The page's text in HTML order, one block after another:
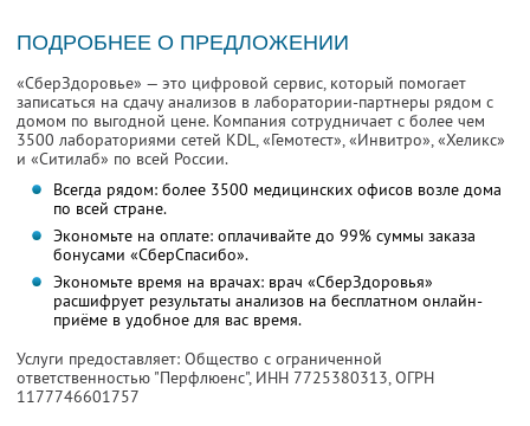
ПОДРОБНЕЕ О ПРЕДЛОЖЕНИИ
«СберЗдоровье» — это цифровой сервис, который помогает
записаться на сдачу анализов в лаборатории-партнеры рядом с
домом по выгодной цене. Компания сотрудничает с более чем
3500 лабораториями сетей KDL, «Гемотест», «Инвитро», «Хеликс»
и «Ситилаб» по всей России.
Всегда рядом: более 3500 медицинских офисов возле дома
по всей стране.
Экономьте на оплате: оплачивайте до 99% суммы заказа
бонусами «СберСпасибо».
Экономьте время на врачах: врач «СберЗдоровья»
расшифрует результаты анализов на бесплатном онлайн-
приёме в удобное для вас время.
Услуги предоставляет: Общество с ограниченной
ответственностью "Перфлюенс", ИНН 7725380313, ОГРН
1177746601757